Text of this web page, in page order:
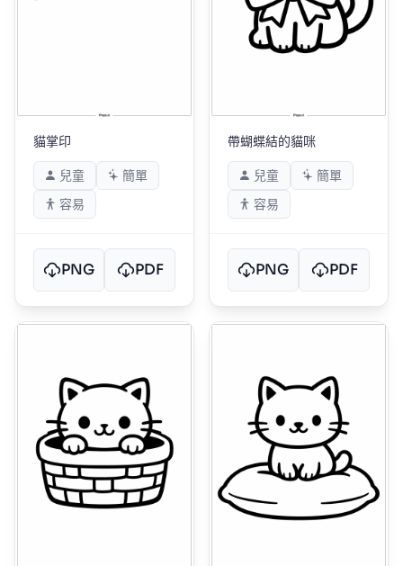
貓掌印
兒童
簡單
容易
PNG PDF
帶蝴蝶結的貓咪
兒童
簡單
容易
PNG PDF